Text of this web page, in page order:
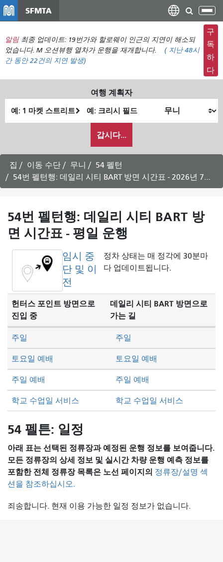
텐
츠
건
너
기
SFMTA
탐
색
메
뉴
전
환
알림 최종 업데이트: 19번가와 할로웨이 인근의 지연이 해소되
었습니다. M 오션뷰행 열차가 운행을 재개합니다.
( 지난 48시
간 동안22건의 지연 발생)
구
독
하
다
여행 계획자
가
여
행
하
고
은
식
갑시다...
집 이동 수단 무니
54 펠턴
54번 펠턴행: 데일리 시티 BART 방면 시간표 - 2026년 7월 31일
54번 펠턴행: 데일리 시티 BART 방
면 시간표 - 평일 운행
임시 중
단 및 이
전
정차 상태는 매 정각에 30분마
다 업데이트됩니다.
헌터스 포인트 방면으로
진입 중
데일리 시티 BART 방면으로
가는 길
토요일 예배 토요일 예배
주일 예배 주일 예배
주일 주일
학교 수업일 서비스 학교 수업일 서비스
54 펠튼: 일정
아래 표는 선택된 정류장과 예정된 운행 정보를 보여줍니다.
모든 정류장의 상세 정보 및 실시간 차량 운행 예측 정보를
포함한 전체 정류장 목록은 노선 페이지의 정류장/설명 섹
션을 참조하십시오.
죄송합니다. 현재 이용 가능한 일정 정보가 없습니다.